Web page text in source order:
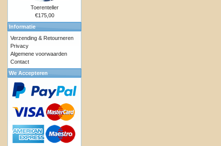
Toerenteller
€175,00
Informatie
Verzending & Retourneren
Privacy
Algemene voorwaarden
Contact
We Accepteren